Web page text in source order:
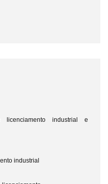
licenciamento industrial e
industrial